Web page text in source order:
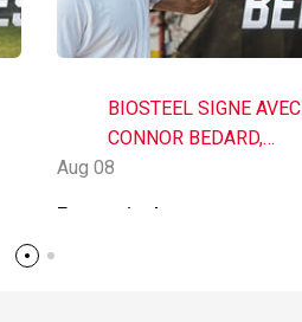
BIOSTEEL SIGNE AVEC
CONNOR BEDARD,
AJOUTANT AINSI UNE
Aug 08
En savoir plus